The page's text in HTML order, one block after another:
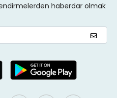
haberdar olmak